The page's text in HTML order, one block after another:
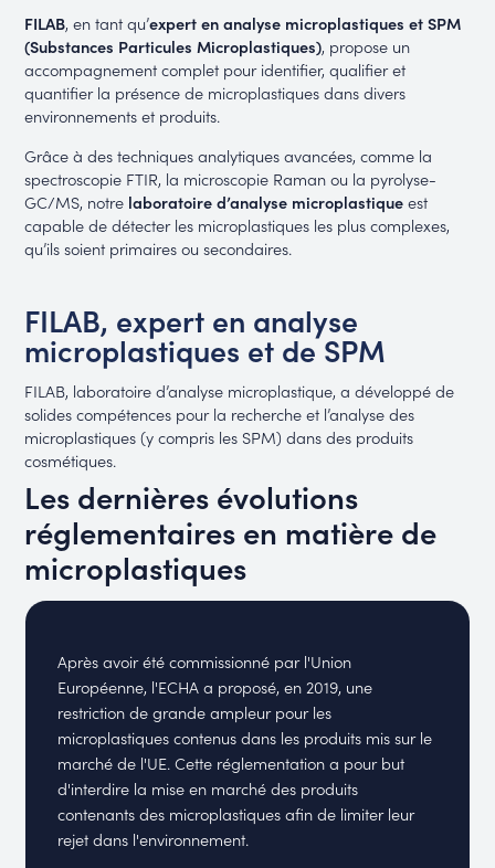
FILAB, en tant qu’expert en analyse microplastiques et SPM
(Substances Particules Microplastiques), propose un
accompagnement complet pour identifier, qualifier et
quantifier la présence de microplastiques dans divers
environnements et produits.
Grâce à des techniques analytiques avancées, comme la
spectroscopie FTIR, la microscopie Raman ou la pyrolyse-
GC/MS, notre laboratoire d’analyse microplastiqueest
capable de détecter les microplastiques les plus complexes,
qu’ils soient primaires ou secondaires.
FILAB, expert en analyse
microplastiques et de SPM
FILAB, laboratoire d’analyse microplastique, a développé de
solides compétences pour la recherche et l’analyse des
microplastiques (y compris les SPM) dans des produits
cosmétiques.
Les dernières évolutions
réglementaires en matière de
microplastiques
Après avoir été commissionné par l'Union
Européenne, l'ECHA a proposé, en 2019, une
restriction de grande ampleur pour les
microplastiques contenus dans les produits mis sur le
marché de l'UE. Cette réglementation a pour but
d'interdire la mise en marché des produits
contenants des microplastiques afin de limiter leur
rejet dans l'environnement.